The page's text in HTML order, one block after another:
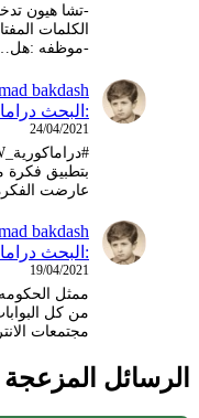
-تشا هيون
الكلمات
-موظفه :هل…
bakdash
:البحث
24/04/2021
بتطبيق فكرة
عارضت
bakdash
:البحث
19/04/2021
ممثل الحكومه
من كل
مجتمعات
الرسائل